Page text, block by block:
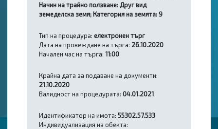
Начин на трайно ползване: Друг вид
земеделска земя; Категория на земята: 9
Тип на процедура: електронен търг
Дата на провеждане на търга: 26.10.2020
Начален час на търга: 11:00
Крайна дата за подаване на документи:
21.10.2020
Валидност на процедурата: 04.01.2021
Идентификатор на имота: 55302.57.533
Индивидуализация на обекта: